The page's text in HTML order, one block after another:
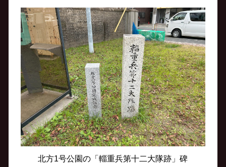
北方1号公園の「輜重兵第十二大隊跡」碑